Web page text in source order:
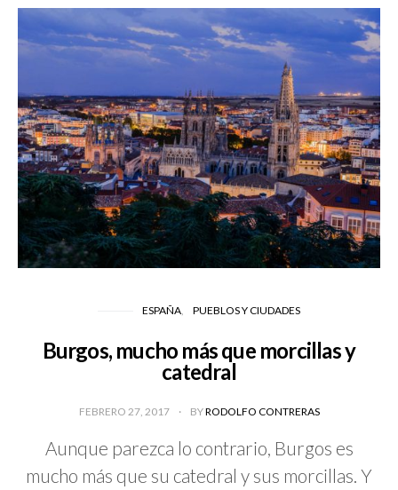
ESPAÑA PUEBLOS Y CIUDADES
Burgos, mucho más que morcillas y
catedral
FEBRERO 27, 2017 BYRODOLFO CONTRERAS
Aunque parezca lo contrario, Burgos es
mucho más que su catedral y sus morcillas. Y